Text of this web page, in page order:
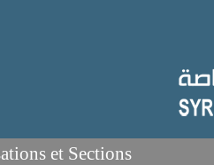
et Sections